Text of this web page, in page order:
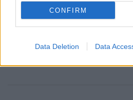
CONFIRM
Data Deletion Data
Από τα διοικητικά
σκηνή
916 προϊόντα στην
ανάμεσά τους 130